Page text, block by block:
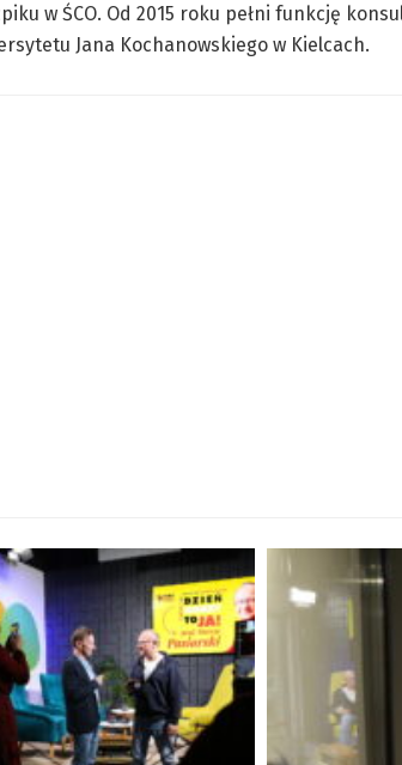
w ŚCO. Od 2015 roku pełni funkcję
Jana Kochanowskiego w Kielcach.